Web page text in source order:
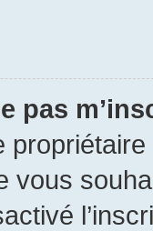
pas
vous